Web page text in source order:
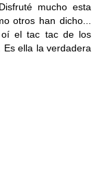
mucho esta
otros han dicho...
el tac tac de los
ella la verdadera